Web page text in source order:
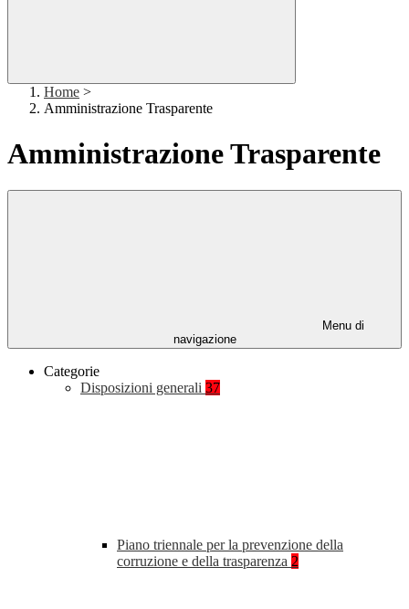
Home >
Amministrazione Trasparente
Amministrazione Trasparente
Menu di
navigazione
Categorie
Disposizioni generali 37
Piano triennale per la prevenzione della
corruzione e della trasparenza 2